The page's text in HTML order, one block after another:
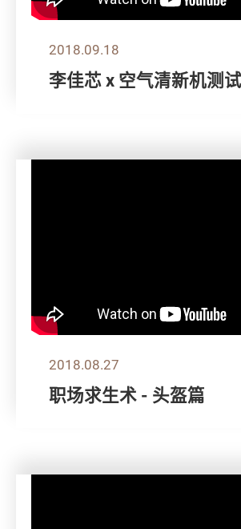
2018.09.18
李佳芯 x 空气清新机测试
2018.08.27
职场求生术 - 头盔篇